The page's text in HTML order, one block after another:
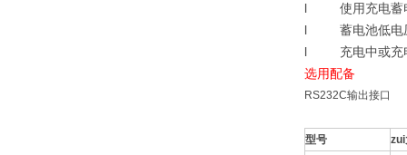
l 使用充电
l 蓄电池低电
l 充电中或
选用配备
RS232C输出接口
型号
zui